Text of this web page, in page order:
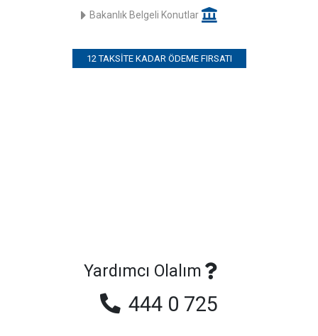
Bakanlık Belgeli Konutlar
12 TAKSITE KADAR ÖDEME FIRSATI
Yardımcı Olalım
444 0 725